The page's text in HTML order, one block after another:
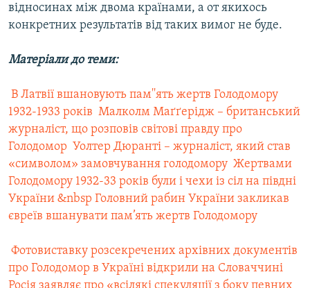
відносинах між двома країнами, а от якихось
конкретних результатів від таких вимог не буде.
Матеріали до теми:
 В Латвії вшановують пам''ять жертв Голодомору
1932-1933 років  Малколм Маґґерідж – британський
журналіст, що розповів світові правду про
Голодомор  Уолтер Дюранті – журналіст, який став
«символом» замовчування голодомору  Жертвами
Голодомору 1932-33 років були і чехи із сіл на півдні
України &nbsp Головний рабин України закликав
євреїв вшанувати пам’ять жертв Голодомору
 Фотовиставку розсекречених архівних документів
про Голодомор в Україні відкрили на Словаччині